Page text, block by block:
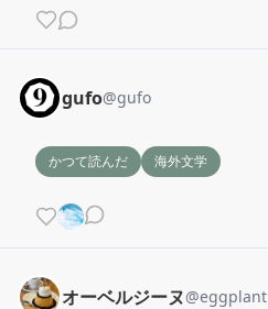
gufo@gufo
かつて読んだ 海外文学
オーベルジーヌ@eggplant